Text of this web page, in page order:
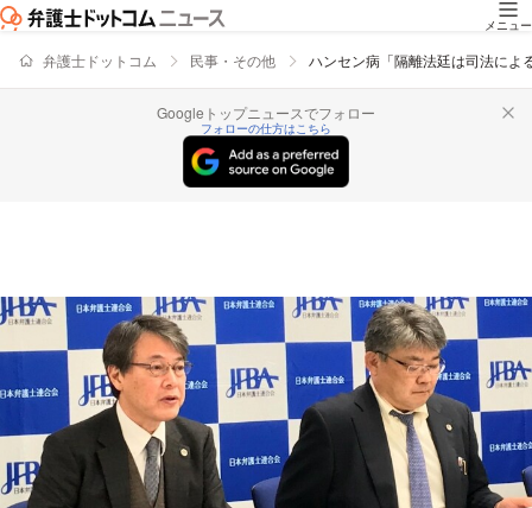
メニュー
弁護士ドットコム 民事・その他 ハンセン病「隔離法廷は司法に
Googleトップニュースでフォロー
フォローの仕方はこちら